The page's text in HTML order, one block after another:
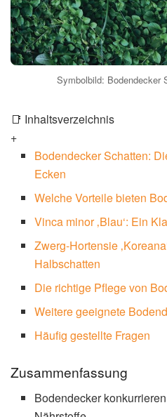
Symbolbild: Bodendecker
📑 Inhaltsverzeichnis
+
Bodendecker Schatten:
Ecken
Welche Vorteile bieten
Vinca minor ‚Blau‘: Ein
Zwerg-Hortensie
Halbschatten
Die richtige Pflege von
Weitere geeignete
Häufig gestellte Fragen
Zusammenfassung
Bodendecker